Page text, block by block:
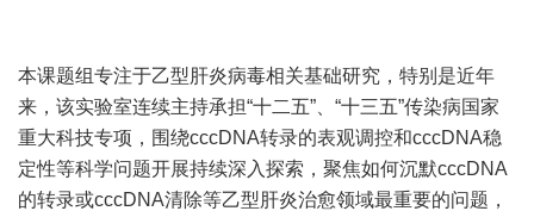
本课题组专注于乙型肝炎病毒相关基础研究，特别是近年
来，该实验室连续主持承担“十二五”、“十三五”传染病国家
重大科技专项，围绕cccDNA转录的表观调控和cccDNA稳
定性等科学问题开展持续深入探索，聚焦如何沉默cccDNA
的转录或cccDNA清除等乙型肝炎治愈领域最重要的问题，